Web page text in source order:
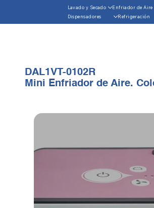
Lavado y Secado Enfriador de Aire
Dispensadores
Refrigeración
DAL1VT-0102R
Mini Enfriador de Aire.